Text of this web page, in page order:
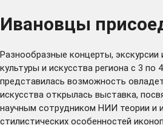
Ивановцы
Разнообразные концерты,
культуры и искусства региона с 3
представилась возможность
искусства открылась выставка,
научным сотрудником НИИ теории и
стилистических особенностей